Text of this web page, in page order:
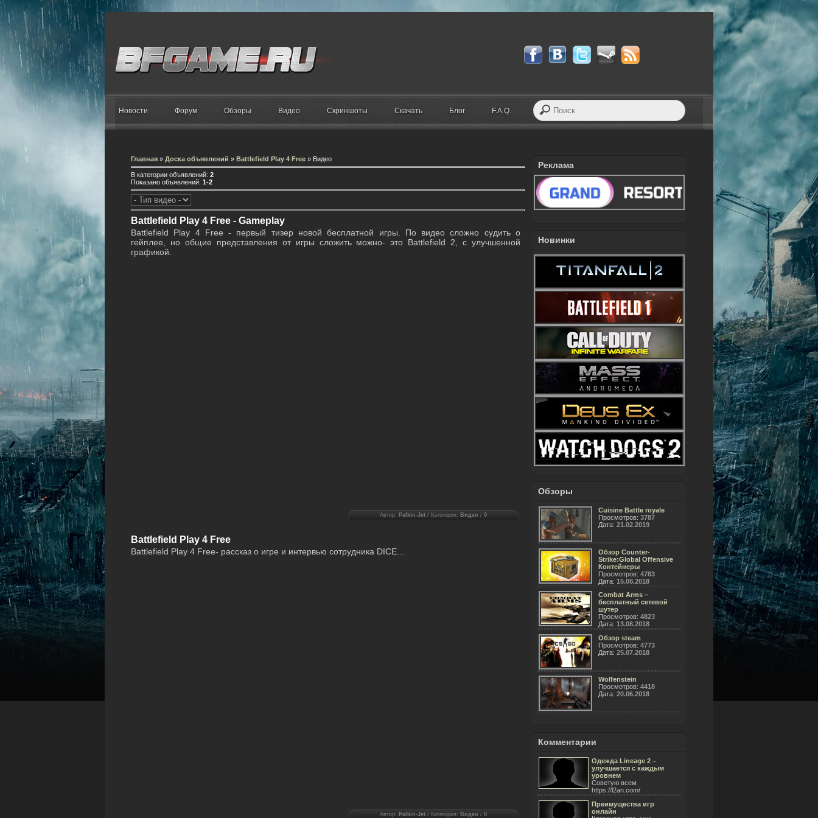
Новости Форум Обзоры Видео Скриншоты Скачать Блог F.A.Q.
Главная » Доска объявлений » Battlefield Play 4 Free » Видео
В категории объявлений: 2
Показано объявлений: 1-2
Battlefield Play 4 Free - Gameplay
Battlefield Play 4 Free - первый тизер новой бесплатной игры. По видео сложно судить о
гейплее, но общие представления от игры сложить можно- это Battlefield 2, с улучшенной
графикой.
Автор: Palkin-Jet / Категория: Видео / 0
Battlefield Play 4 Free
Battlefield Play 4 Free- рассказ о игре и интервью сотрудника DICE...
Автор: Palkin-Jet / Категория: Видео / 0
Реклама
Новинки
Обзоры
Cuisine Battle royale
Просмотров: 3787
Дата: 21.02.2019
Обзор Counter-
Strike:Global Offensive
Контейнеры
Просмотров: 4783
Дата: 15.08.2018
Combat Arms –
бесплатный сетевой
шутер
Просмотров: 4823
Дата: 13.08.2018
Обзор steam
Просмотров: 4773
Дата: 25.07.2018
Wolfenstein
Просмотров: 4418
Дата: 20.06.2018
Комментарии
Одежда Lineage 2 –
улучшается с каждым
уровнем
Советую всем
https://l2an.com/
Преимущества игр
онлайн